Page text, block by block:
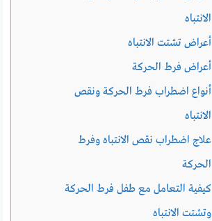
الانتباه
أعراض تشتت الانتباه
أعراض فرط الحركة
أنواع اضطراب فرط الحركة ونقص
الانتباه
علاج اضطراب نقص الانتباه وفرط
الحركة
كيفية التعامل مع طفل فرط الحركة
وتشتت الانتباه